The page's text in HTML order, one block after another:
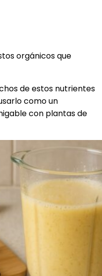
orgánicos que
de estos nutrientes
como un
con plantas de